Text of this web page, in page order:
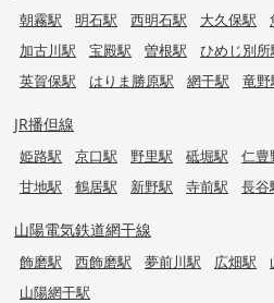
朝霧駅 明石駅 西明石駅 大久保駅
加古川駅
宝殿駅 曽根駅 ひめじ別所
英賀保駅
はりま勝原駅 網干駅 竜野
JR播但線
姫路駅 京口駅 野里駅 砥堀駅 仁豊
甘地駅
鶴居駅 新野駅 寺前駅 長谷
山陽電気鉄道網干線
飾磨駅 西飾磨駅 夢前川駅 広畑駅
山陽網干駅